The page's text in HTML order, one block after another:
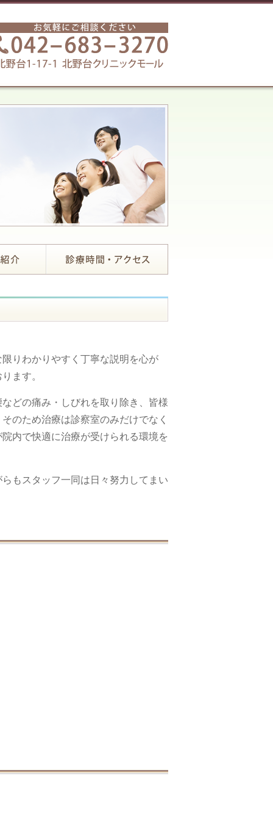
りわかりやすく丁寧な説明を心が
ます。
どの痛み・しびれを取り除き、皆様
のため治療は診察室のみだけでなく
内で快適に治療が受けられる環境を
もスタッフ一同は日々努力してまい